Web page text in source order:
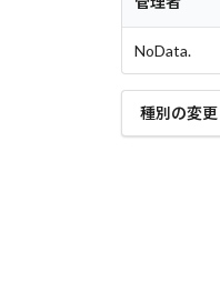
NoData.
種別の変更